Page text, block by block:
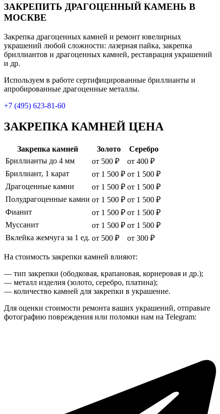
ЗАКРЕПИТЬ ДРАГОЦЕННЫЙ КАМЕНЬ В
МОСКВЕ
Закрепка драгоценных камней и ремонт ювелирных
украшений любой сложности: лазерная пайка, закрепка
бриллиантов и драгоценных камней, реставрация украшений
и др.
Используем в работе сертифицированные бриллианты и
апробированные драгоценные металлы.
+7 (495) 623-81-60
ЗАКРЕПКА КАМНЕЙ ЦЕНА
Закрепка камней Золото
Серебро
Бриллианты до 4 мм
от 500 ₽
от 400 ₽
Бриллиант, 1 карат
от 1 500 ₽ от 1 500 ₽
Драгоценные камни
от 1 500 ₽ от 1 500 ₽
Полудрагоценные камни от 1 500 ₽ от 1 500 ₽
Фианит
от 1 500 ₽ от 1 500 ₽
Муссанит
от 1 500 ₽ от 1 500 ₽
Вклейка жемчуга за 1 ед. от 500 ₽ от 300 ₽
На стоимость закрепки камней влияют:
— тип закрепки (ободковая, крапановая, корнеровая и др.);
— металл изделия (золото, серебро, платина);
— количество камней для закрепки в украшение.
Для оценки стоимости ремонта ваших украшений, отправьте
фотографию повреждения или поломки нам на Telegram: